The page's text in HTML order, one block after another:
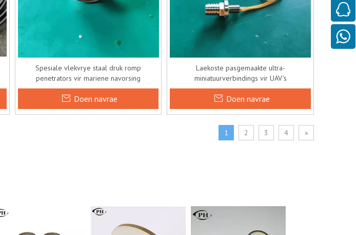
Spesiale vlekvrye staal druk romp
penetrators vir mariene navorsing
Doen navrae
Laekoste pasgemaakte ultra-
miniatuurverbindings vir UAV's
Doen navrae
1 2 3 4 »